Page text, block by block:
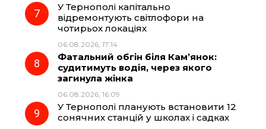
У Тернополі капітально
відремонтують світлофори на
чотирьох локаціях
06.08.2026, 17:14
Фатальний обгін біля Кам’янок:
судитимуть водія, через якого
загинула жінка
06.08.2026, 16:09
У Тернополі планують встановити 12
сонячних станцій у школах і садках